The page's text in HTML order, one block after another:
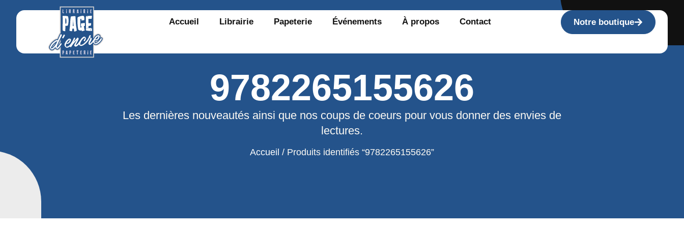
Accueil Librairie Papeterie Événements À propos Contact Notre boutique
9782265155626
Les dernières nouveautés ainsi que nos coups de coeurs pour vous donner des envies de
lectures.
Accueil / Produits identifiés “9782265155626”